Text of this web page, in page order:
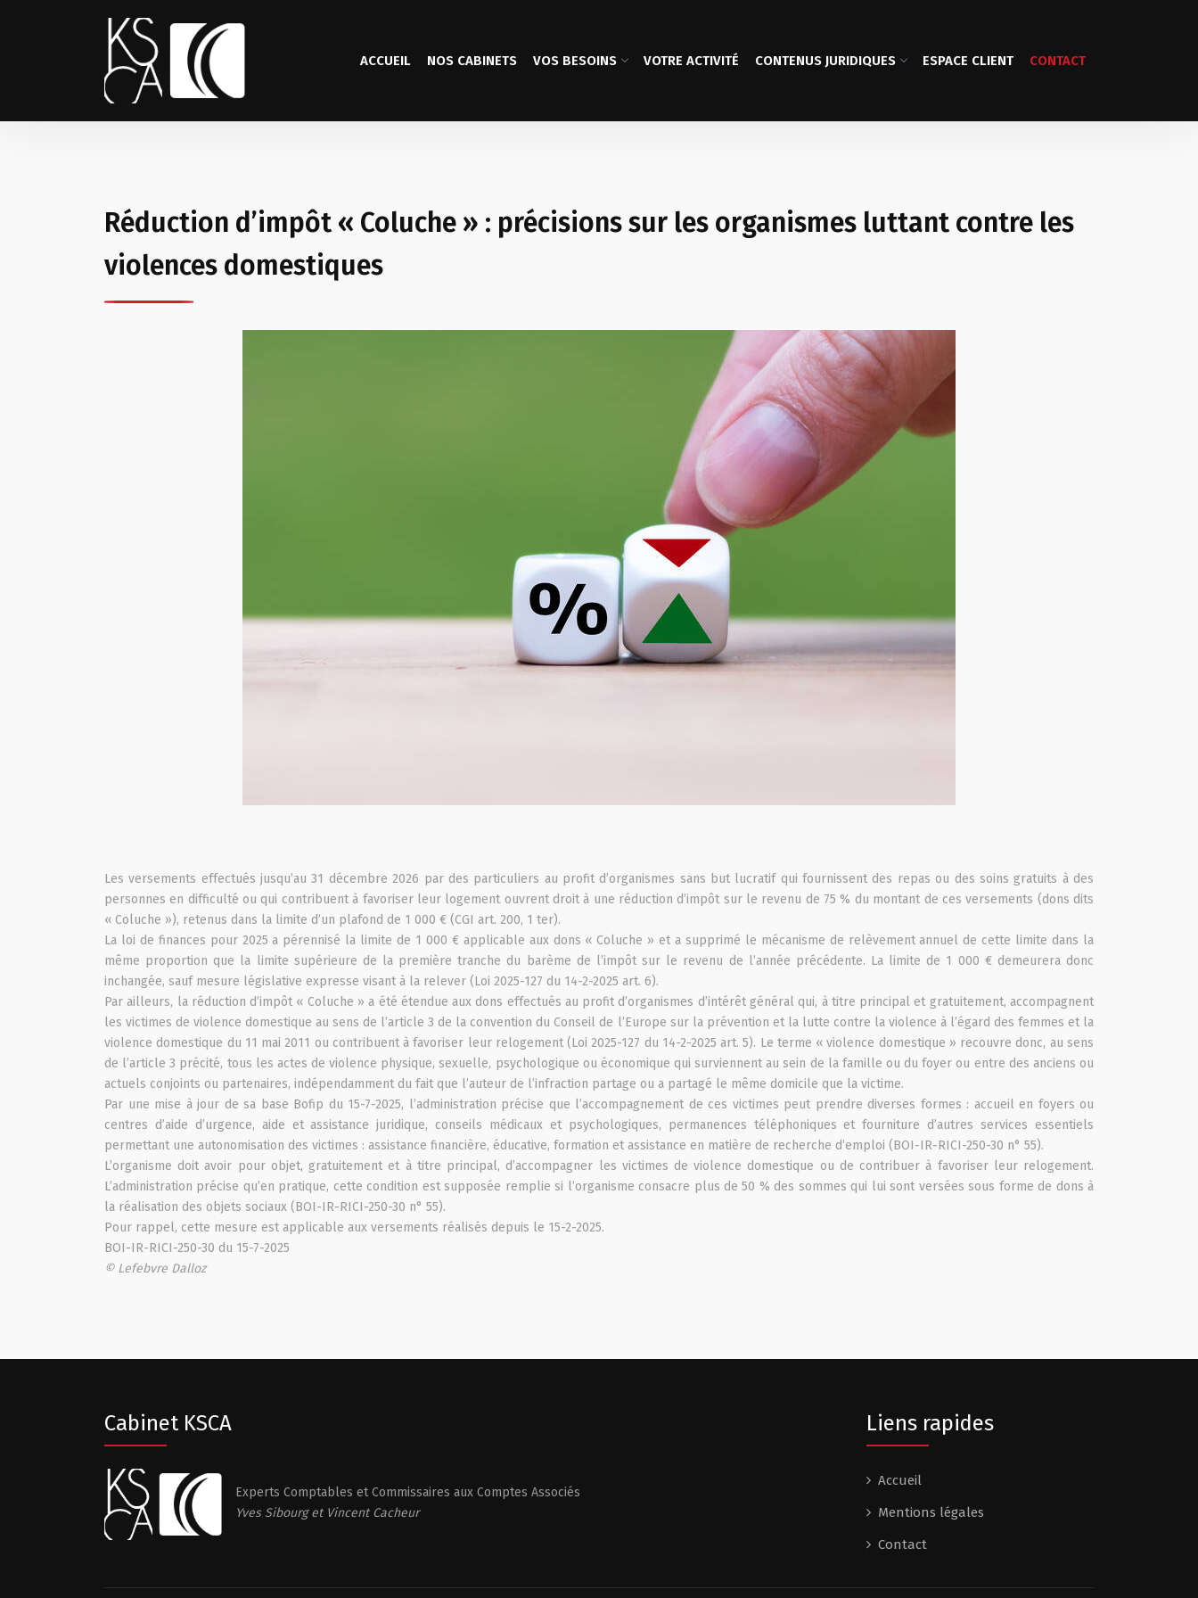
ACCUEIL NOS CABINETS VOS BESOINS VOTRE ACTIVITÉ CONTENUS JURIDIQUES ESPACE CLIENT CONTACT
Réduction d’impôt « Coluche » : précisions sur les organismes luttant contre les
violences domestiques
Les versements effectués jusqu’au 31 décembre 2026 par des particuliers au profit d’organismes sans but lucratif qui fournissent des repas ou des soins gratuits à des
personnes en difficulté ou qui contribuent à favoriser leur logement ouvrent droit à une réduction d’impôt sur le revenu de 75 % du montant de ces versements (dons dits
« Coluche »), retenus dans la limite d’un plafond de 1 000 € (CGI art. 200, 1 ter).
La loi de finances pour 2025 a pérennisé la limite de 1 000 € applicable aux dons « Coluche » et a supprimé le mécanisme de relèvement annuel de cette limite dans la
même proportion que la limite supérieure de la première tranche du barème de l’impôt sur le revenu de l’année précédente. La limite de 1 000 € demeurera donc
inchangée, sauf mesure législative expresse visant à la relever (Loi 2025-127 du 14-2-2025 art. 6).
Par ailleurs, la réduction d’impôt « Coluche » a été étendue aux dons effectués au profit d’organismes d’intérêt général qui, à titre principal et gratuitement, accompagnent
les victimes de violence domestique au sens de l’article 3 de la convention du Conseil de l’Europe sur la prévention et la lutte contre la violence à l’égard des femmes et la
violence domestique du 11 mai 2011 ou contribuent à favoriser leur relogement (Loi 2025-127 du 14-2-2025 art. 5). Le terme « violence domestique » recouvre donc, au sens
de l’article 3 précité, tous les actes de violence physique, sexuelle, psychologique ou économique qui surviennent au sein de la famille ou du foyer ou entre des anciens ou
actuels conjoints ou partenaires, indépendamment du fait que l’auteur de l’infraction partage ou a partagé le même domicile que la victime.
Par une mise à jour de sa base Bofip du 15-7-2025, l’administration précise que l’accompagnement de ces victimes peut prendre diverses formes : accueil en foyers ou
centres d’aide d’urgence, aide et assistance juridique, conseils médicaux et psychologiques, permanences téléphoniques et fourniture d’autres services essentiels
permettant une autonomisation des victimes : assistance financière, éducative, formation et assistance en matière de recherche d’emploi (BOI-IR-RICI-250-30 n° 55).
L’organisme doit avoir pour objet, gratuitement et à titre principal, d’accompagner les victimes de violence domestique ou de contribuer à favoriser leur relogement.
L’administration précise qu’en pratique, cette condition est supposée remplie si l’organisme consacre plus de 50 % des sommes qui lui sont versées sous forme de dons à
la réalisation des objets sociaux (BOI-IR-RICI-250-30 n° 55).
Pour rappel, cette mesure est applicable aux versements réalisés depuis le 15-2-2025.
BOI-IR-RICI-250-30 du 15-7-2025
© Lefebvre Dalloz
Cabinet KSCA
Experts Comptables et Commissaires aux Comptes Associés
Yves Sibourg et Vincent Cacheur
Liens rapides
Accueil
Mentions légales
Contact